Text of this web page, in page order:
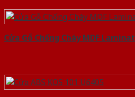
Cửa Gỗ Chống Cháy MDF